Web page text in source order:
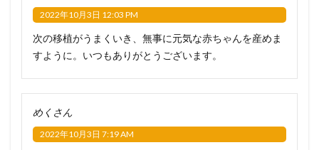
2022年10月3日 12:03 PM
次の移植がうまくいき、無事に元気な赤ちゃんを産めま
すように。いつもありがとうございます。
めくさん
2022年10月3日 7:19 AM